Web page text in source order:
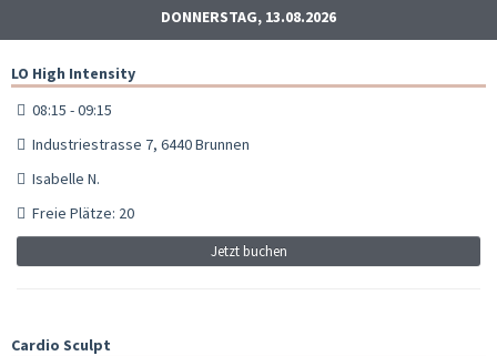
DONNERSTAG, 13.08.2026
LO High Intensity
08:15 - 09:15
Industriestrasse 7, 6440 Brunnen
Isabelle N.
Freie Plätze: 20
Jetzt buchen
Cardio Sculpt